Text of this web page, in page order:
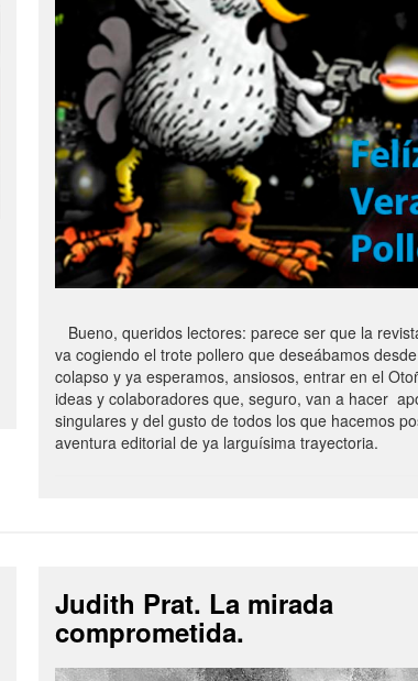
Bueno, queridos lectores: parece ser que la
va cogiendo el trote pollero que deseábamos
colapso y ya esperamos, ansiosos, entrar en el
ideas y colaboradores que, seguro, van a hacer
singulares y del gusto de todos los que hacemos
aventura editorial de ya larguísima trayectoria.
Judith Prat. La mirada
comprometida.